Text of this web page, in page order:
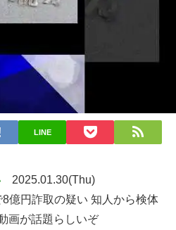
LINE
2025.01.30(Thu)
8億円詐取の疑い 知人から検体
画が話題らしいぞ